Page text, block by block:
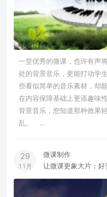
一堂优秀的微课，也许有声
处的背景音乐，更能打动学
些看似简单的音乐素材，却
在内容保障基础上更添趣味
背景音乐，您知道那种效果
乱。 ...
29
11月
微课制作
让微课更象大片：